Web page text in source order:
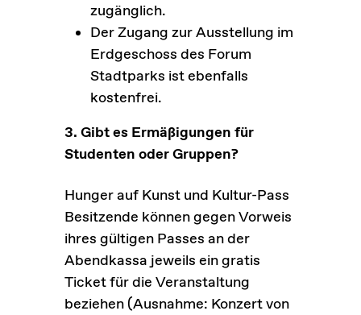
zugänglich.
Der Zugang zur Ausstellung im
Erdgeschoss des Forum
Stadtparks ist ebenfalls
kostenfrei.
3. Gibt es Ermäßigungen für
Studenten oder Gruppen?
Hunger auf Kunst und Kultur-Pass
Besitzende können gegen Vorweis
ihres gültigen Passes an der
Abendkassa jeweils ein gratis
Ticket für die Veranstaltung
beziehen (Ausnahme: Konzert von